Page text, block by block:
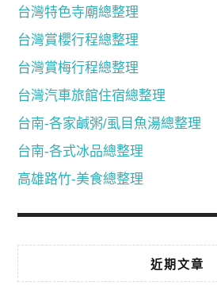
台灣特色寺廟總整理
台灣賞櫻行程總整理
台灣賞梅行程總整理
台灣汽車旅館住宿總整理
台南-各家鹹粥/虱目魚湯總整理
台南-各式冰品總整理
高雄路竹-美食總整理
近期文章